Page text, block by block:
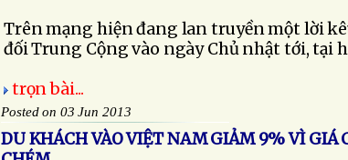
Trên mạng hiện đang lan truyền một lời
đối Trung Cộng vào ngày Chủ nhật tới, tại
trọn bài...
Posted on 03 Jun 2013
DU KHÁCH VÀO VIỆT NAM GIẢM 9% VÌ GIÁ